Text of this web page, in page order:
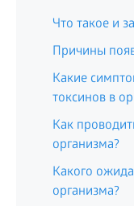
Что такое и
Причины
Какие
токсинов в
Как
организма?
Какого
организма?